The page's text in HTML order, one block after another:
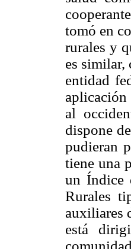
tomó en
rurales y
es similar,
entidad
aplicación
al
dispone
pudieran
tiene una
un Índice
Rurales
auxiliares
está